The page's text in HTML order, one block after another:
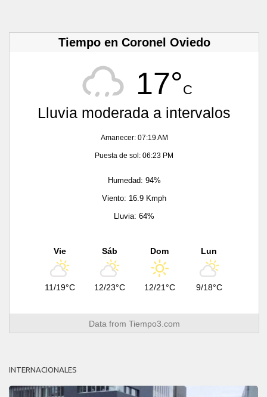
Tiempo en Coronel Oviedo
17°C
Lluvia moderada a intervalos
Amanecer: 07:19 AM
Puesta de sol: 06:23 PM
Humedad: 94%
Viento: 16.9 Kmph
Lluvia: 64%
Vie
11/19°C
Sáb
12/23°C
Dom
12/21°C
Lun
9/18°C
Data from Tiempo3.com
INTERNACIONALES